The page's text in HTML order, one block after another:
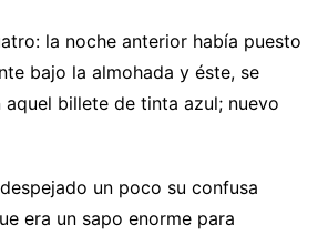
la noche anterior había puesto
bajo la almohada y éste, se
billete de tinta azul; nuevo
un poco su confusa
era un sapo enorme para